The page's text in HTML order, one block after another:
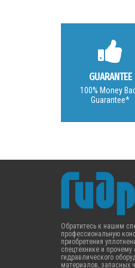
GUARANTEE
100% Money
Guarantee*
Обратитесь к нашим
профессиональную
приобретения
спецтехнике и
гидравлического
материалов, запасных